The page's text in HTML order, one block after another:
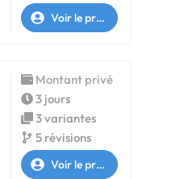
Voir le profil
Montant privé
3 jours
3 variantes
5 révisions
Voir le profil